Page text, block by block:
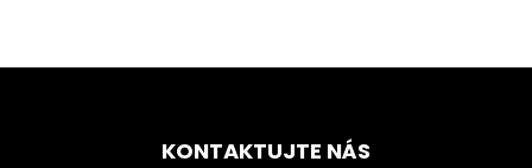
KONTAKTUJTE NÁS